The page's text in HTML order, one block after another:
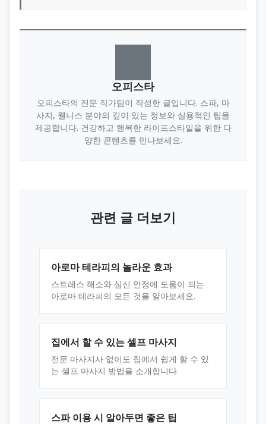
오피스타
오피스타의 전문 작가팀이 작성한 글입니다. 스파, 마
사지, 웰니스 분야의 깊이 있는 정보와 실용적인 팁을
제공합니다. 건강하고 행복한 라이프스타일을 위한 다
양한 콘텐츠를 만나보세요.
관련 글 더보기
아로마 테라피의 놀라운 효과
스트레스 해소와 심신 안정에 도움이 되는
아로마 테라피의 모든 것을 알아보세요.
집에서 할 수 있는 셀프 마사지
전문 마사지사 없이도 집에서 쉽게 할 수 있
는 셀프 마사지 방법을 소개합니다.
스파 이용 시 알아두면 좋은 팁